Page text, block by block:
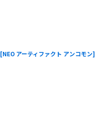
[NEO アーティファクト アンコモン]